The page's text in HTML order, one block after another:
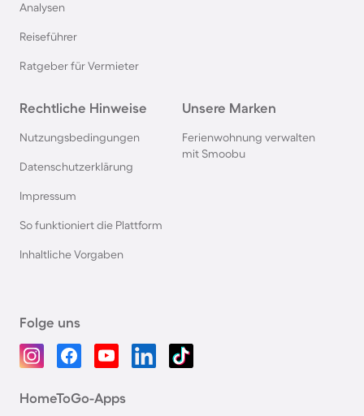
Analysen
Reiseführer
Ratgeber für Vermieter
Rechtliche Hinweise
Nutzungsbedingungen
Datenschutzerklärung
Impressum
So funktioniert die Plattform
Inhaltliche Vorgaben
Unsere Marken
Ferienwohnung verwalten
mit Smoobu
Folge uns
HomeToGo-Apps